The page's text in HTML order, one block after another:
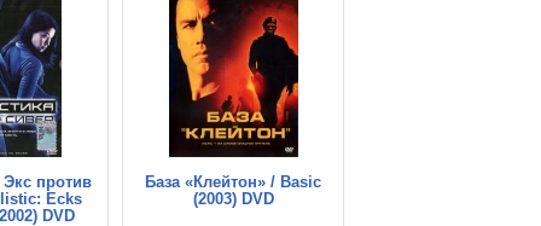
Экс против
Ecks
DVD
База «Клейтон» / Basic
(2003) DVD